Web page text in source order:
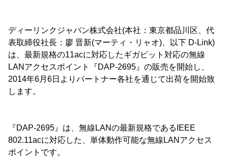
ディーリンクジャパン株式会社(本社：東京都品川区、代
表取締役社長：廖 晋新(マーティ・リャオ)、以下 D-Link)
は、最新規格の11acに対応したギガビット対応の無線
LANアクセスポイント『DAP-2695』の販売を開始し、
2014年6月6日よりパートナー各社を通じて出荷を開始致
します。
『DAP-2695』は、無線LANの最新規格であるIEEE
802.11acに対応した、単体動作可能な無線LANアクセス
ポイントです。